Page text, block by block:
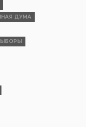
ДУМА